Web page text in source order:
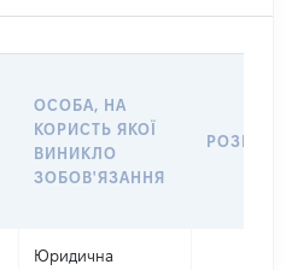
ОСОБА, НА
КОРИСТЬ ЯКОЇ
ВИНИКЛО
ЗОБОВ'ЯЗАННЯ
РОЗМІР
Юридична